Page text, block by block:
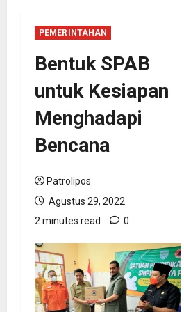
PEMERINTAHAN
Bentuk SPAB
untuk Kesiapan
Menghadapi
Bencana
Patrolipos
Agustus 29, 2022
2 minutes read
0